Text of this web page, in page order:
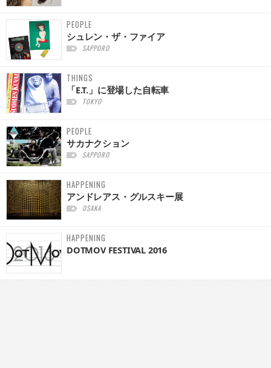
PEOPLE
シュレン・ザ・ファイア
SAPPORO
THINGS
「E.T.」に登場した自転車
TOKYO
PEOPLE
サカナクション
SAPPORO
HAPPENING
アンドレアス・グルスキー展
OSAKA
HAPPENING
DOTMOV FESTIVAL 2016